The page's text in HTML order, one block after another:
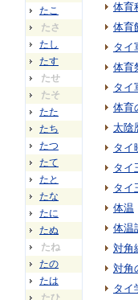
たこ
たさ
たし
たす
たせ
たそ
たた
たち
たつ
たて
たと
たな
たに
たぬ
たね
たの
たは
たひ
体育
体育
タイ
体育
タイ
体育
太陰
タイ
タイ
タイ
体温
体温
対角
対角
タイ